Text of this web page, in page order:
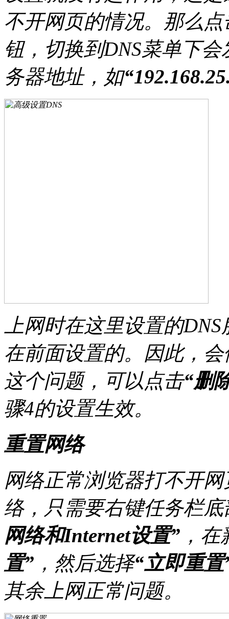
不开网页的情况。那么
钮，切换到DNS菜单下
务器地址，如
上网时在这里设置的
在前面设置的。因此，
这个问题，可以点击“删
骤4的设置生效。
重置网络
网络正常浏览器打不开
络，只需要右键任务栏
网络和Internet设置” ，
置” ，然后选择“立即重置
其余上网正常问题。